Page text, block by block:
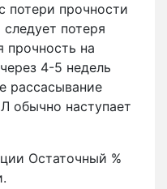
потери прочности
потеря
прочность на
4-5 недель
рассасывание
обычно наступает
Остаточный %